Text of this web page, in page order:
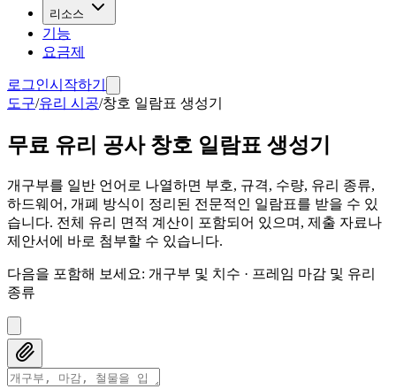
리소스
기능
요금제
로그인시작하기
도구/유리 시공/창호 일람표 생성기
무료 유리 공사 창호 일람표 생성기
개구부를 일반 언어로 나열하면 부호, 규격, 수량, 유리 종류,
하드웨어, 개폐 방식이 정리된 전문적인 일람표를 받을 수 있
습니다. 전체 유리 면적 계산이 포함되어 있으며, 제출 자료나
제안서에 바로 첨부할 수 있습니다.
다음을 포함해 보세요: 개구부 및 치수 · 프레임 마감 및 유리
종류